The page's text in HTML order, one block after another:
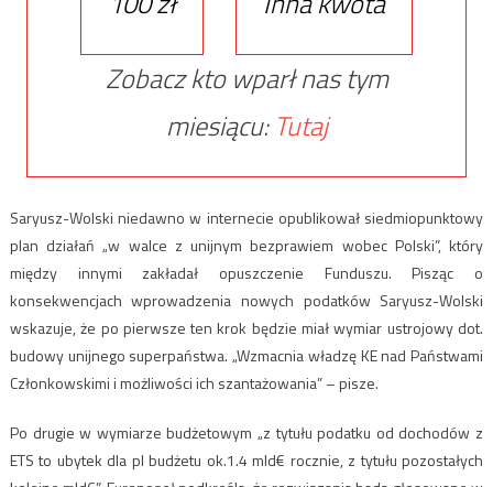
Zobacz kto wparł nas tym
miesiącu: Tutaj
Saryusz-Wolski niedawno w internecie opublikował siedmiopunktowy
plan działań „w walce z unijnym bezprawiem wobec Polski”, który
między innymi zakładał opuszczenie Funduszu. Pisząc o
konsekwencjach wprowadzenia nowych podatków Saryusz-Wolski
wskazuje, że po pierwsze ten krok będzie miał wymiar ustrojowy dot.
budowy unijnego superpaństwa. „Wzmacnia władzę KE nad Państwami
Członkowskimi i możliwości ich szantażowania” – pisze.
Po drugie w wymiarze budżetowym „z tytułu podatku od dochodów z
ETS to ubytek dla pl budżetu ok.1.4 mld€ rocznie, z tytułu pozostałych